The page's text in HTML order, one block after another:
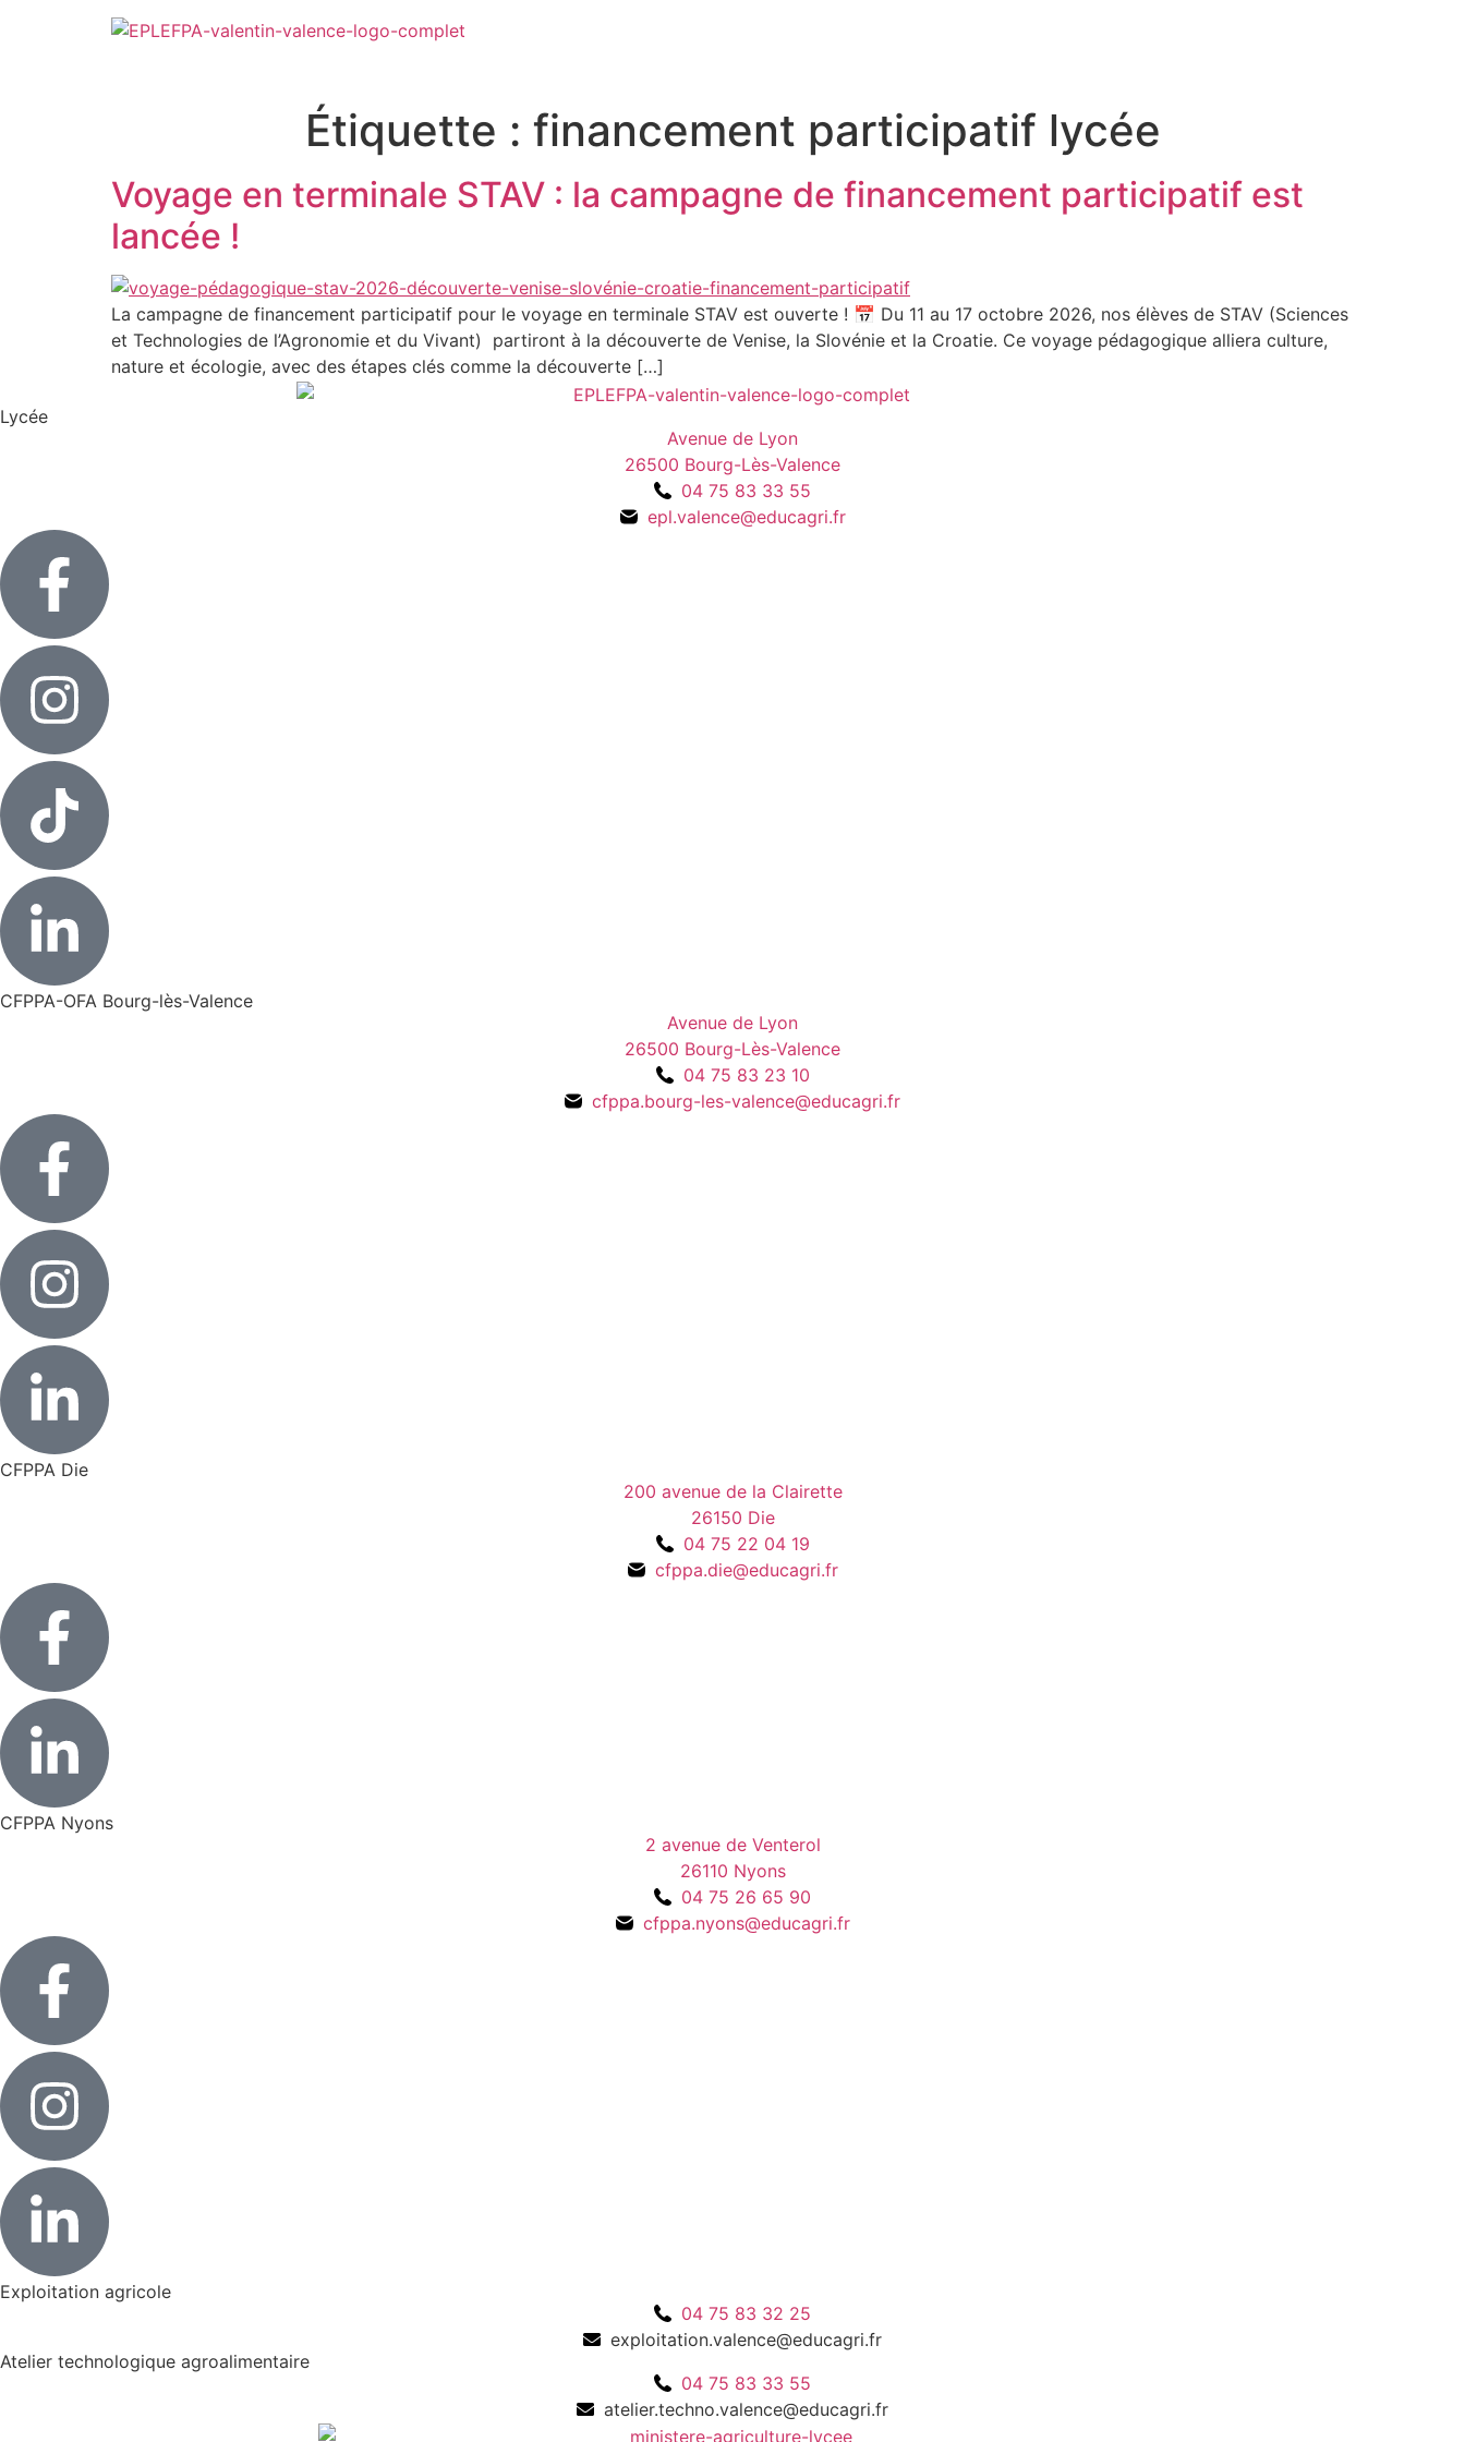
Étiquette : financement participatif lycée
Voyage en terminale STAV : la campagne de financement participatif est
lancée !
La campagne de financement participatif pour le voyage en terminale STAV est ouverte ! 📅 Du 11 au 17 octobre 2026, nos élèves de STAV (Sciences
et Technologies de l’Agronomie et du Vivant) partiront à la découverte de Venise, la Slovénie et la Croatie. Ce voyage pédagogique alliera culture,
nature et écologie, avec des étapes clés comme la découverte […]
Lycée
Avenue de Lyon
26500 Bourg-Lès-Valence
04 75 83 33 55
epl.valence@educagri.fr
CFPPA-OFA Bourg-lès-Valence
Avenue de Lyon
26500 Bourg-Lès-Valence
04 75 83 23 10
cfppa.bourg-les-valence@educagri.fr
CFPPA Die
200 avenue de la Clairette
26150 Die
04 75 22 04 19
cfppa.die@educagri.fr
CFPPA Nyons
2 avenue de Venterol
26110 Nyons
04 75 26 65 90
cfppa.nyons@educagri.fr
Exploitation agricole
04 75 83 32 25
exploitation.valence@educagri.fr
Atelier technologique agroalimentaire
04 75 83 33 55
atelier.techno.valence@educagri.fr